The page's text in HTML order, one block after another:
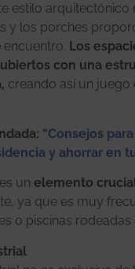
estilo arquitectónico
y los porches
encuentro. Los
con una
creando así un juego
“Consejos
y ahorrar en
un elemento
ya que es muy
o piscinas rodeadas